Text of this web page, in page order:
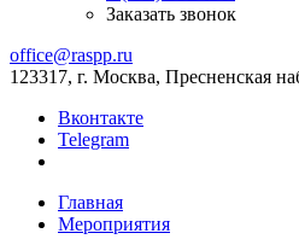
Заказать звонок
office@raspp.ru
123317, г. Москва, Пресненская
Вконтакте
Telegram
Главная
Мероприятия